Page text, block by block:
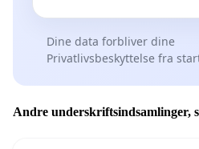
Dine data forbliver dine
Privatlivsbeskyttelse fra
Andre underskriftsindsamlinger,